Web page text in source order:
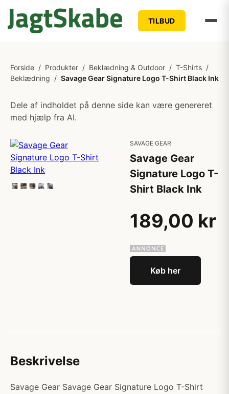
TILBUD
Forside / Produkter / Beklædning & Outdoor / T-Shirts /
Beklædning / Savage Gear Signature Logo T-Shirt Black Ink
Dele af indholdet på denne side kan være genereret
med hjælp fra AI.
SAVAGE GEAR
Savage Gear
Signature Logo T-
Shirt Black Ink
189,00 kr
Køb her
Beskrivelse
Savage Gear Savage Gear Signature Logo T-Shirt